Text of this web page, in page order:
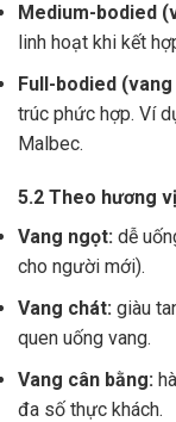
Medium-bodied
linh hoạt khi kết
Full-bodied
trúc phức hợp. Ví
Malbec.
5.2 Theo hương vị
Vang ngọt: dễ
cho người mới).
Vang chát: giàu
quen uống vang.
Vang cân bằng:
đa số thực khách.